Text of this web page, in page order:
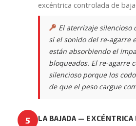
excéntrica controlada de
El aterrizaje
si el sonido del re-agarre
están absorbiendo el
bloqueados. El re-agarre
silencioso porque los
de que el peso cargue
5
LA BAJADA — EXCÉNTRICA